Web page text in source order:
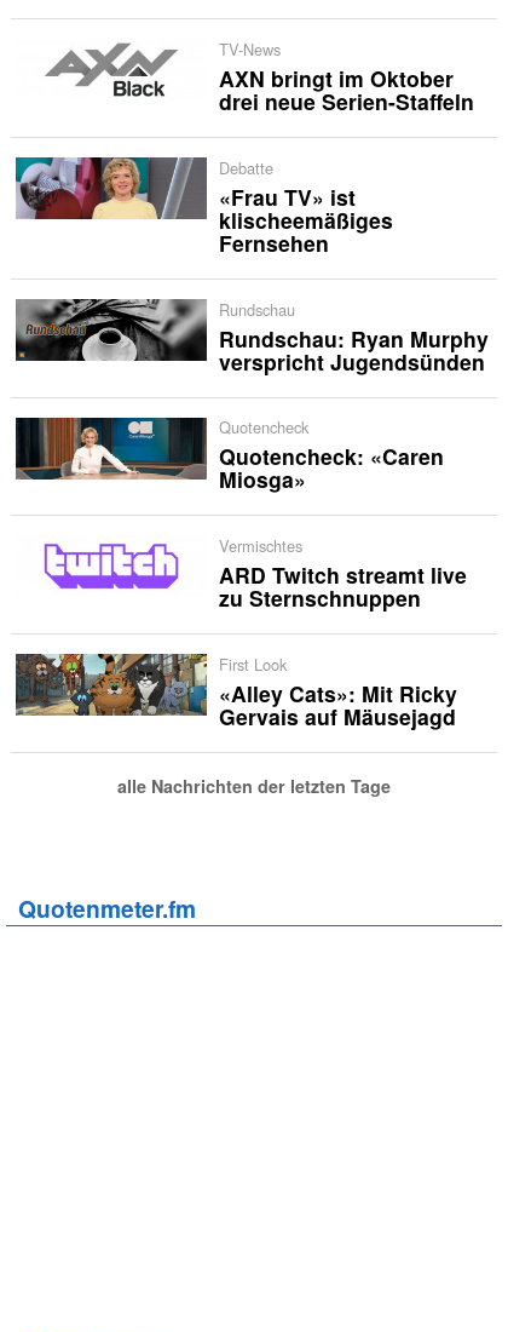
TV-News
AXN bringt im Oktober
drei neue Serien-Staffeln
Debatte
«Frau TV» ist
klischeemäßiges
Fernsehen
Rundschau
Rundschau: Ryan Murphy
verspricht Jugendsünden
Quotencheck
Quotencheck: «Caren
Miosga»
Vermischtes
ARD Twitch streamt live
zu Sternschnuppen
First Look
«Alley Cats»: Mit Ricky
Gervais auf Mäusejagd
alle Nachrichten der letzten Tage
Quotenmeter.fm